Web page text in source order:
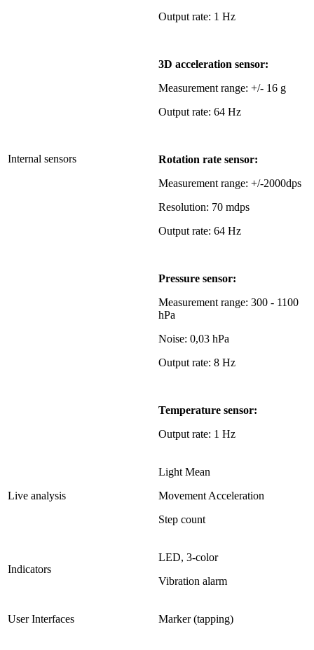
Internal sensors
Output rate: 1 Hz
3D acceleration sensor:
Measurement range: +/- 16 g
Output rate: 64 Hz
Rotation rate sensor:
Measurement range: +/-2000dps
Resolution: 70 mdps
Output rate: 64 Hz
Pressure sensor:
Measurement range: 300 - 1100
hPa
Noise: 0,03 hPa
Output rate: 8 Hz
Temperature sensor:
Output rate: 1 Hz
Live analysis
Light Mean
Movement Acceleration
Step count
Indicators
LED, 3-color
Vibration alarm
User Interfaces Marker (tapping)